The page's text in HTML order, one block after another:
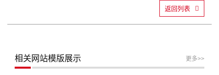
返回列表
相关网站模版展示 更多>>